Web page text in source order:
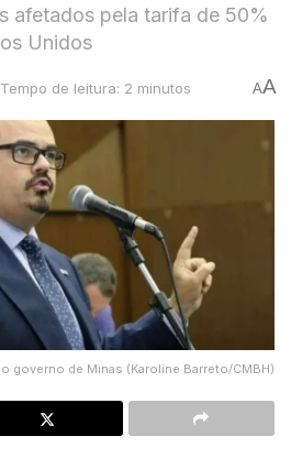
afetados pela tarifa de 50%
Unidos
Tempo de leitura: 2 minutos AA
governo de Minas (Karoline Barreto/CMBH)